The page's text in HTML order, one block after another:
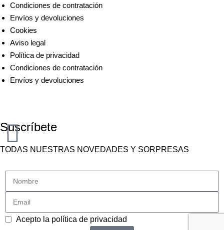
Condiciones de contratación
Envíos y devoluciones
Cookies
Aviso legal
Política de privacidad
Condiciones de contratación
Envíos y devoluciones
Suscríbete
TODAS NUESTRAS NOVEDADES Y SORPRESAS
Acepto la política de privacidad